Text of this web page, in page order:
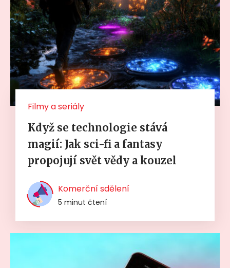
Filmy a seriály
Když se technologie stává
magií: Jak sci-fi a fantasy
propojují svět vědy a kouzel
Komerční sdělení
5 minut čtení